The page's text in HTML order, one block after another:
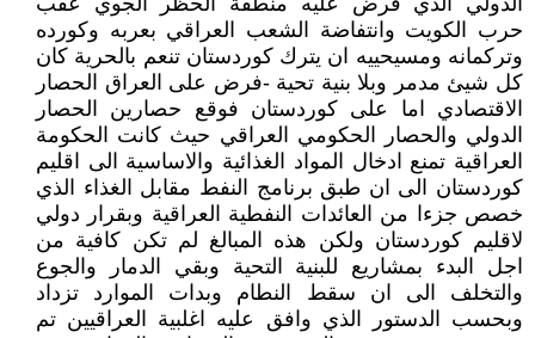
حرب الكويت وانتفاضة الشعب العراقي بعربه وكورده
وتركمانه ومسيحييه ان يترك كوردستان تنعم بالحرية كان
كل شيئ مدمر وبلا بنية تحية -فرض على العراق الحصار
الاقتصادي اما على كوردستان فوقع حصارين الحصار
الدولي والحصار الحكومي العراقي حيث كانت الحكومة
العراقية تمنع ادخال المواد الغذائية والاساسية الى اقليم
كوردستان الى ان طبق برنامج النفط مقابل الغذاء الذي
خصص جزءا من العائدات النفطية العراقية وبقرار دولي
لاقليم كوردستان ولكن هذه المبالغ لم تكن كافية من
اجل البدء بمشاريع للبنية التحية وبقي الدمار والجوع
والتخلف الى ان سقط النطام وبدات الموارد تزداد
وبحسب الدستور الذي وافق عليه اغلبية العراقيين تم